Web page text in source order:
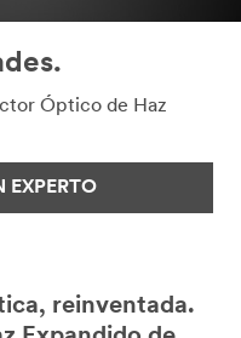
Óptico de Haz
EXPERTO
reinventada.